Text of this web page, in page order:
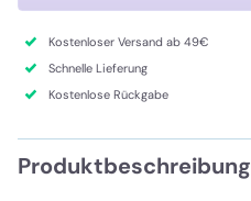
Kostenloser Versand ab 49€
Schnelle Lieferung
Kostenlose Rückgabe
Produktbeschreibung